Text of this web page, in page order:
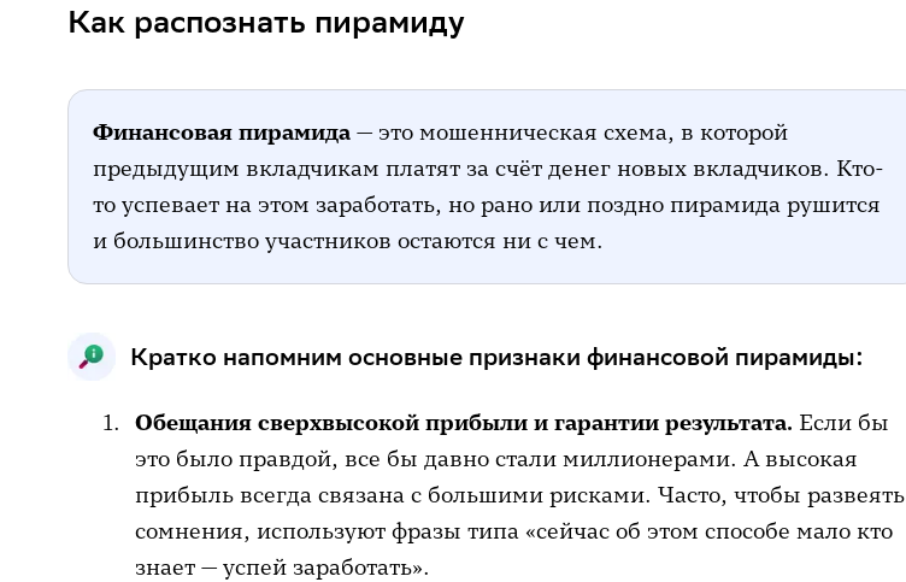
Как распознать пирамиду
Финансовая пирамида — это мошенническая схема, в которой
предыдущим вкладчикам платят за счёт денег новых вкладчиков. Кто-
то успевает на этом заработать, но рано или поздно пирамида рушится
и большинство участников остаются ни с чем.
Кратко напомним основные признаки финансовой пирамиды:
Обещания сверхвысокой прибыли и гарантии результата. Если бы
это было правдой, все бы давно стали миллионерами. А высокая
прибыль всегда связана с большими рисками. Часто, чтобы развеять
сомнения, используют фразы типа «сейчас об этом способе мало кто
знает — успей заработать».